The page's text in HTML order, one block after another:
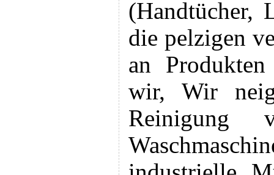
(Handtücher,
die pelzigen
an
wir, Wir
Reinigung